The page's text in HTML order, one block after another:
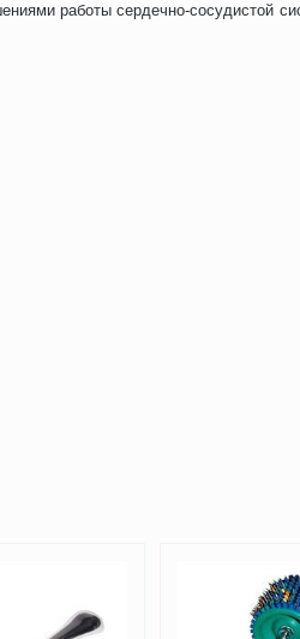
работы сердечно-сосудистой